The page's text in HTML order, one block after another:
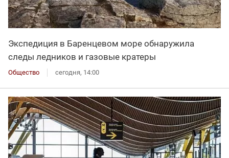
Экспедиция в Баренцевом море обнаружила
следы ледников и газовые кратеры
Общество сегодня, 14:00